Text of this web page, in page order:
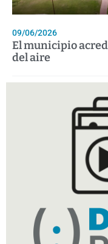
09/06/2026
El municipio
del aire